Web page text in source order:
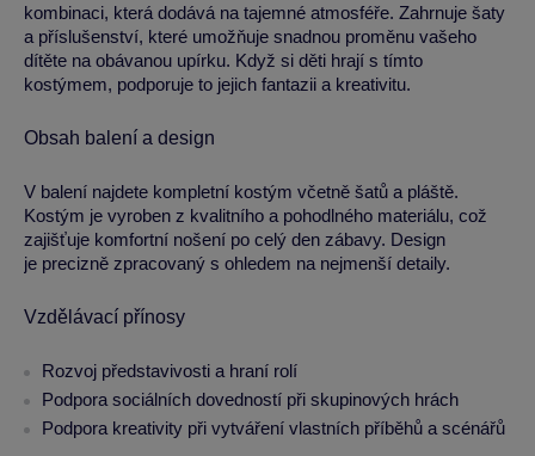
kombinaci, která dodává na tajemné atmosféře. Zahrnuje šaty
a příslušenství, které umožňuje snadnou proměnu vašeho
dítěte na obávanou upírku. Když si děti hrají s tímto
kostýmem, podporuje to jejich fantazii a kreativitu.
Obsah balení a design
V balení najdete kompletní kostým včetně šatů a pláště.
Kostým je vyroben z kvalitního a pohodlného materiálu, což
zajišťuje komfortní nošení po celý den zábavy. Design
je precizně zpracovaný s ohledem na nejmenší detaily.
Vzdělávací přínosy
Rozvoj představivosti a hraní rolí
Podpora sociálních dovedností při skupinových hrách
Podpora kreativity při vytváření vlastních příběhů a scénářů